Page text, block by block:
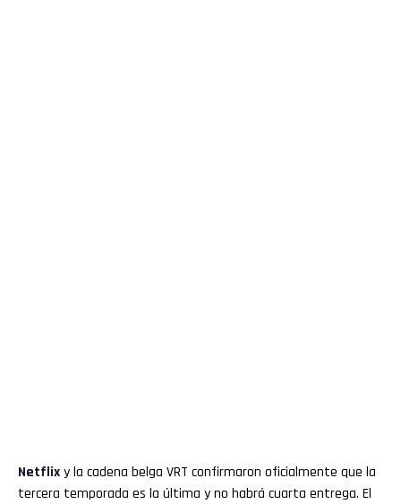
Netflixy la cadena belga VRT confirmaron oficialmente que la
tercera temporada es la última y no habrá cuarta entrega. El